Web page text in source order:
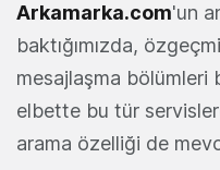
Arkamarka.com'un
baktığımızda,
mesajlaşma bölümleri
elbette bu tür
arama özelliği de